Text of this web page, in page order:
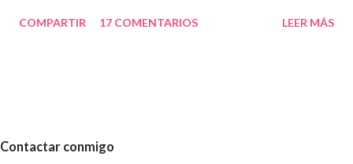
acabats els examens canviava de vida i tot i treballar tot era
aporto res nou, si més no, el meu punt de vista el deveu deduir.
COMPARTIR 17 COMENTARIOS LEER MÁS
Contactar conmigo